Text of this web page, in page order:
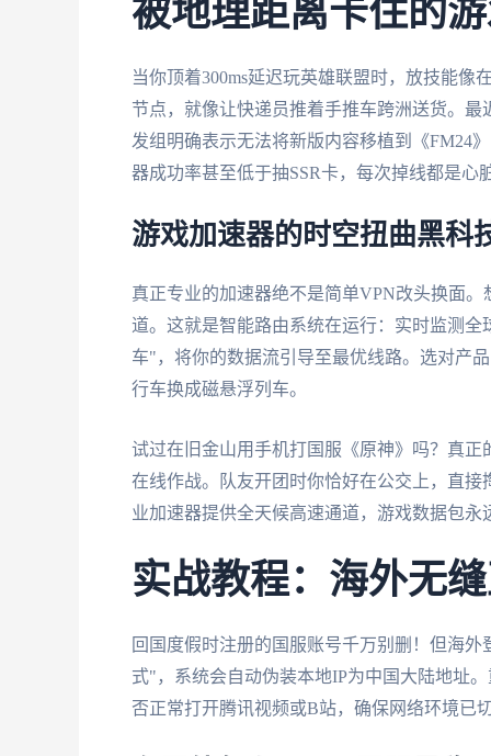
被地理距离卡住的
当你顶着300ms延迟玩英雄联盟时，放技能
节点，就像让快递员推着手推车跨洲送货。最
发组明确表示无法将新版内容移植到《FM24
器成功率甚至低于抽SSR卡，每次掉线都是心
游戏加速器的时空扭曲黑科
真正专业的加速器绝不是简单VPN改头换面
道。这就是智能路由系统在运行：实时监测
车"，将你的数据流引导至最优线路。选对产
行车换成磁悬浮列车。
试过在旧金山用手机打国服《原神》吗？真正
在线作战。队友开团时你恰好在公交上，直
业加速器提供全天候高速通道，游戏数据包永
实战教程：海外无
回国度假时注册的国服账号千万别删！但海
式"，系统会自动伪装本地IP为中国大陆地址
否正常打开腾讯视频或B站，确保网络环境已